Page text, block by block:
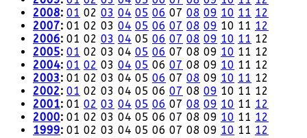
2008: 01 02 03 04 05 06 07 08 09 10 11 12
2007: 01 02 03 04 05 06 07 08 09 10 11 12
2006: 01 02 03 04 05 06 07 08 09 10 11 12
2005: 01 02 03 04 05 06 07 08 09 10 11 12
2004: 01 02 03 04 05 06 07 08 09 10 11 12
2003: 01 02 03 04 05 06 07 08 09 10 11 12
2002: 01 02 03 04 05 06 07 08 09 10 11 12
2001: 01 02 03 04 05 06 07 08 09 10 11 12
2000: 01 02 03 04 05 06 07 08 09 10 11 12
1999: 01 02 03 04 05 06 07 08 09 10 11 12